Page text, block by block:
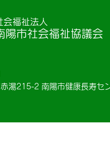
会福祉法人
陽市社会福祉協議会
湯215-2 南陽市健康長寿セ